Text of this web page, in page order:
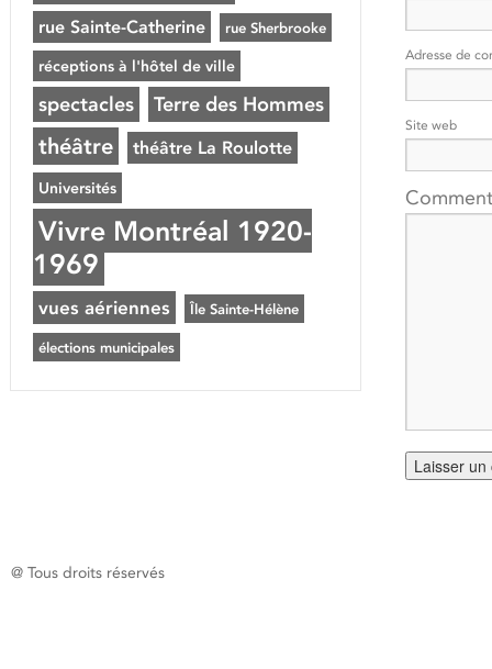
Adresse de
Site web
rue Sainte-Catherine rue Sherbrooke
réceptions à l'hôtel de ville
spectacles Terre des Hommes
théâtre théâtre La Roulotte
Universités
Vivre Montréal 1920-
1969
vues aériennes Île Sainte-Hélène
élections municipales
@ Tous droits réservés